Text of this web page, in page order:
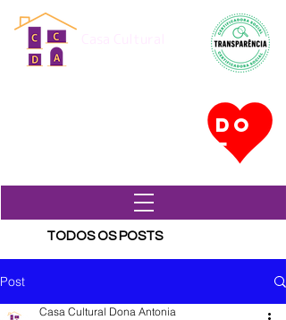
DO
E
TODOS OS POSTS
Post
Casa Cultural Dona Antonia